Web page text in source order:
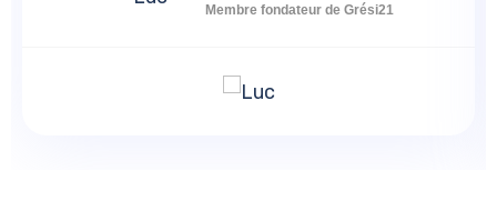
Membre fondateur de Grési21